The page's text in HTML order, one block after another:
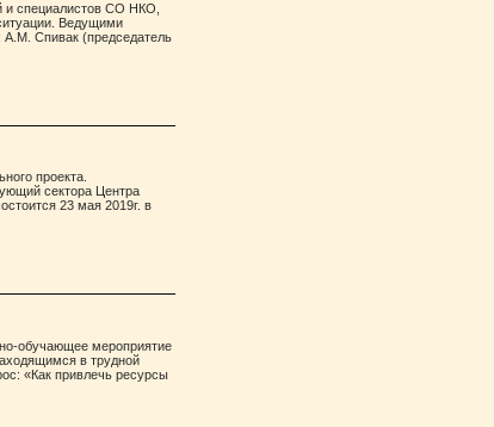
и специалистов СО НКО,
Ведущими
А.М. Спивак (председатель
проекта.
сектора Центра
23 мая 2019г. в
обучающее мероприятие
в трудной
«Как привлечь ресурсы